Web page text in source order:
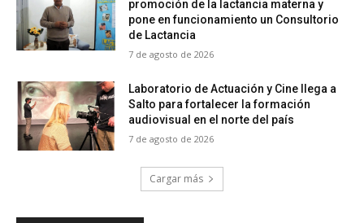
promoción de la lactancia materna y
pone en funcionamiento un Consultorio
de Lactancia
7 de agosto de 2026
Laboratorio de Actuación y Cine llega a
Salto para fortalecer la formación
audiovisual en el norte del país
7 de agosto de 2026
Cargar más